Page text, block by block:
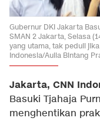
Gubernur DKI Jakarta
SMAN 2 Jakarta, Selasa
yang utama, tak peduli
Indonesia/Aulia Bintang
Jakarta, CNN
Basuki Tjahaja
menghentikan